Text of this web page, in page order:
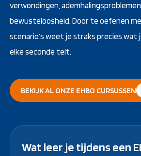
verwondingen,
bewusteloosheid. Door te oefenen
scenario’s weet je straks precies wat
elke seconde telt.
BEKIJK AL ONZE EHBO CURSUSSEN
Wat leer je tijdens een